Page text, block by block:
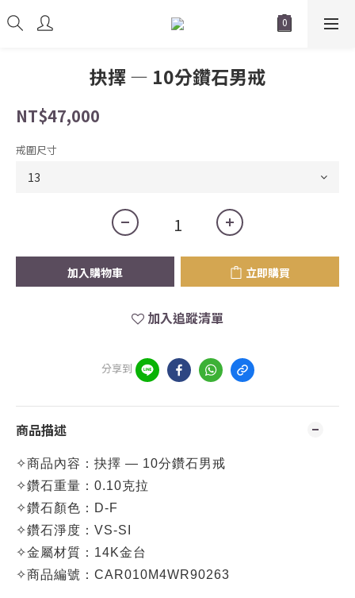
抉擇 — 10分鑽石男戒
NT$47,000
戒圍尺寸
加入購物車 立即購買
加入追蹤清單
分享到
商品描述
✧商品內容：抉擇 — 10分鑽石男戒
✧鑽石重量：0.10克拉
✧鑽石顏色：D-F
✧鑽石淨度：VS-SI
✧金屬材質：14K金台
✧商品編號：CA R010M4WR90263